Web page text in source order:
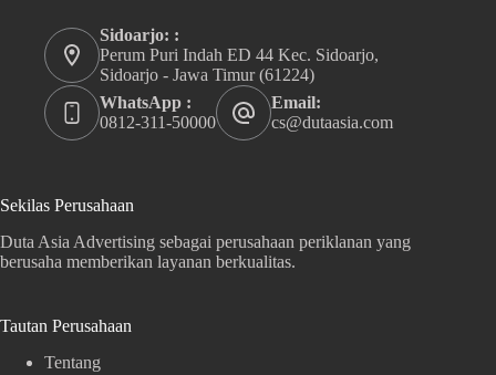
Sidoarjo: :
Perum Puri Indah ED 44 Kec. Sidoarjo,
Sidoarjo - Jawa Timur (61224)
WhatsApp :
0812-311-50000
Email:
cs@dutaasia.com
Sekilas Perusahaan
Duta Asia Advertising sebagai perusahaan periklanan yang
berusaha memberikan layanan berkualitas.
Tautan Perusahaan
Tentang